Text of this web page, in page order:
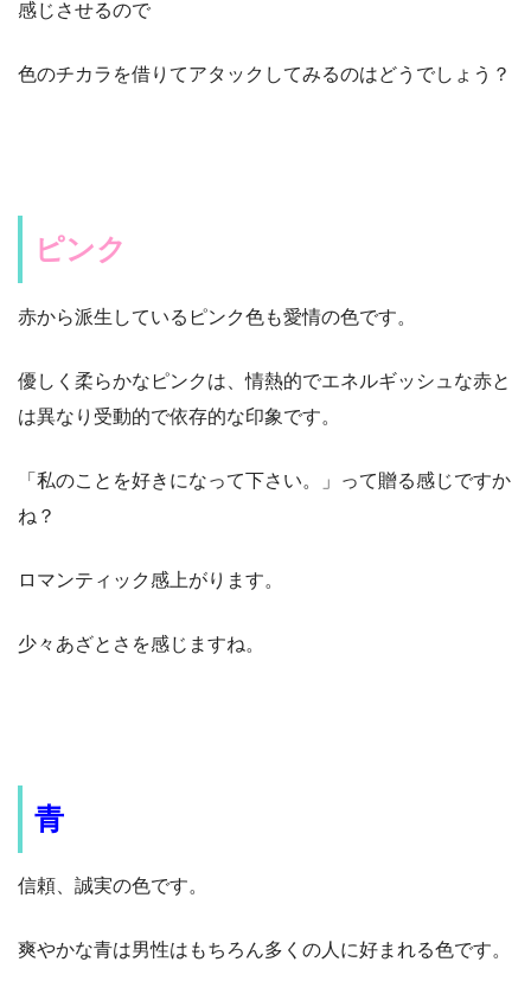
感じさせるので
色のチカラを借りてアタックしてみるのはどうでしょう？
ピンク
赤から派生しているピンク色も愛情の色です。
優しく柔らかなピンクは、情熱的でエネルギッシュな赤と
は異なり受動的で依存的な印象です。
「私のことを好きになって下さい。」って贈る感じですか
ね？
ロマンティック感上がります。
少々あざとさを感じますね。
青
信頼、誠実の色です。
爽やかな青は男性はもちろん多くの人に好まれる色です。